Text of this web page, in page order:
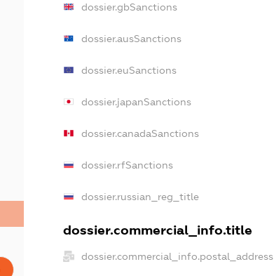
dossier.gbSanctions
dossier.ausSanctions
dossier.euSanctions
dossier.japanSanctions
dossier.canadaSanctions
dossier.rfSanctions
dossier.russian_reg_title
dossier.commercial_info.title
dossier.commercial_info.postal_address